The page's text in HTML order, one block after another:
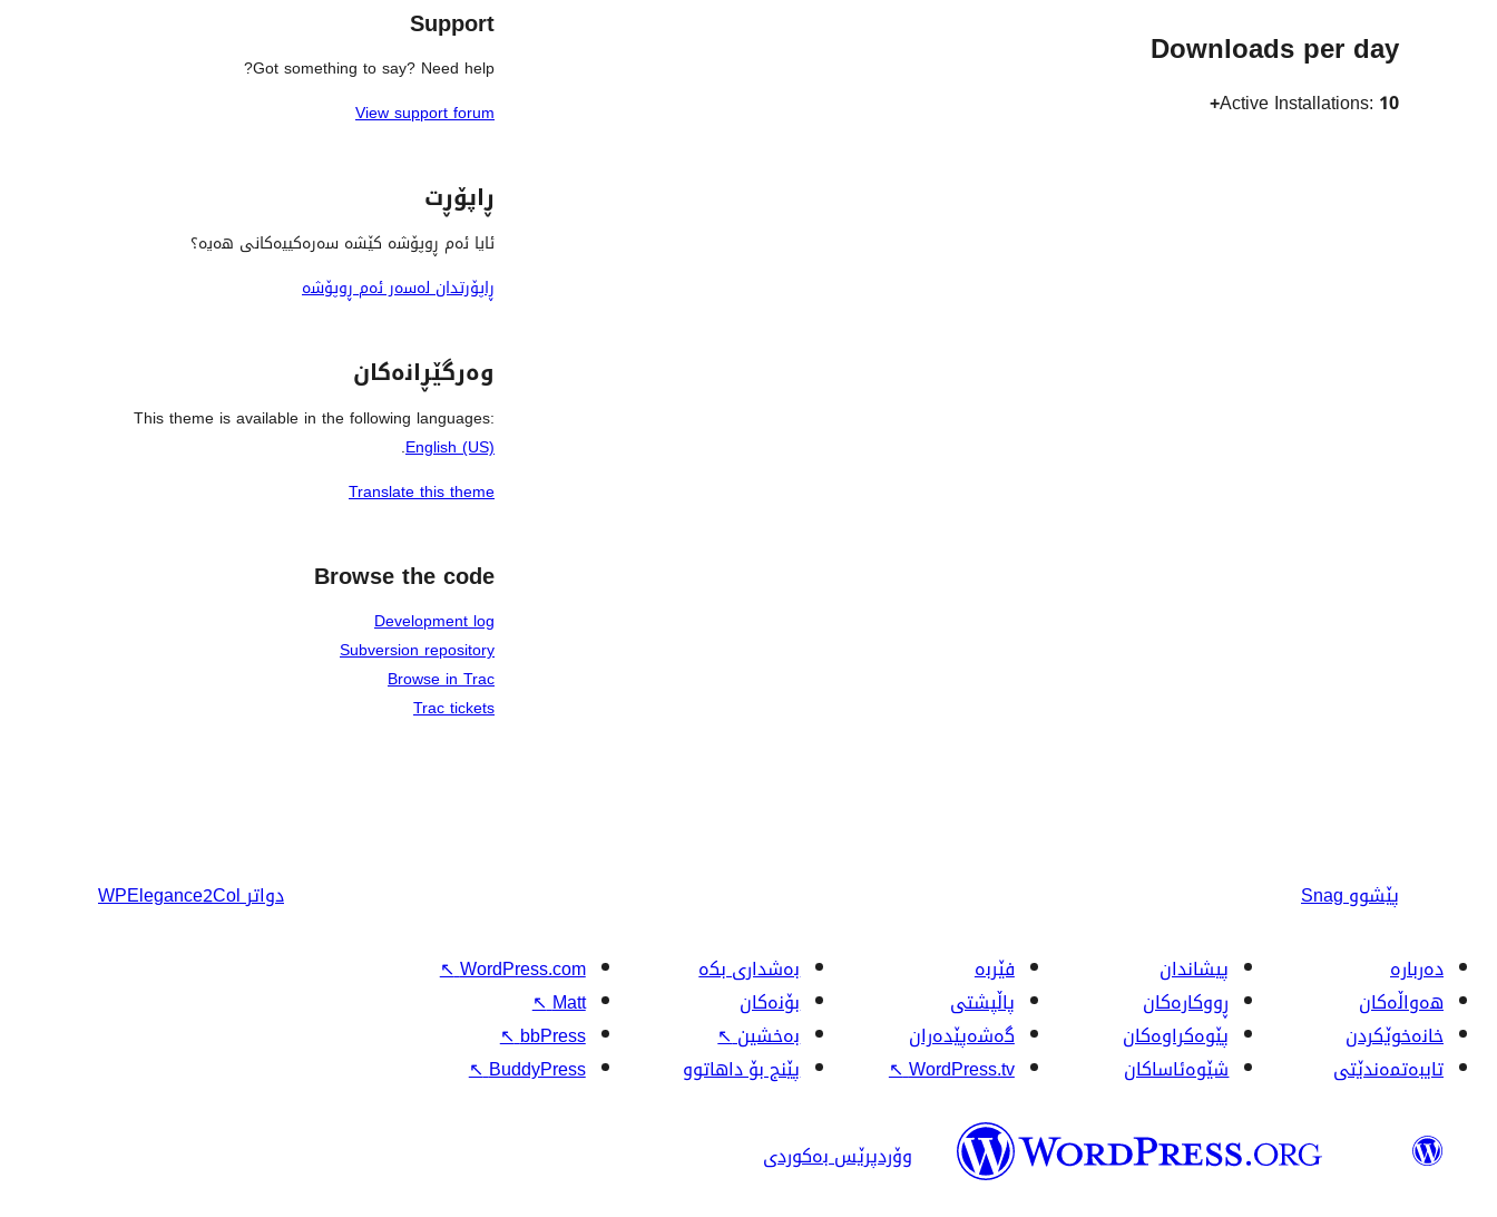
Downloads per day
Active Installations: 10+
Support
Got something to say? Need help?
View support forum
ڕاپۆڕت
ئایا ئەم ڕوپۆشە کێشە سەرەکییەکانی هەیە؟
ڕاپۆرتدان لەسەر ئەم ڕوپۆشە
وەرگێڕانەکان
This theme is available in the following languages:
English (US)
.
Translate this theme
Browse the code
Development log
Subversion repository
Browse in Trac
Trac tickets
پێشوو Snag دواترWPElegance2Col
دەربارە
هەواڵەکان
خانەخوێکردن
تایبەتمەندێتی
پیشاندان
ڕووکاره‌کان
پێوه‌کراوه‌کان
شێوەئاساکان
فێربە
پاڵپشتی
گەشەپێدەران
WordPress.tv
↖
بەشداری بکە
بۆنەکان
بەخشین↖
پێنج بۆ داهاتوو
WordPress.com
↖
Matt
↖
bbPress
↖
BuddyPress
↖
وۆردپرێس بەکوردی